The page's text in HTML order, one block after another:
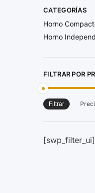
CATEGORÍAS
Horno
Horno
FILTRAR POR
Filtrar
[swp_filter_ui]